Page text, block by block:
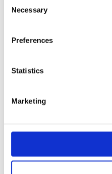
Selection
Necessary
Preferences
Statistics
Marketing